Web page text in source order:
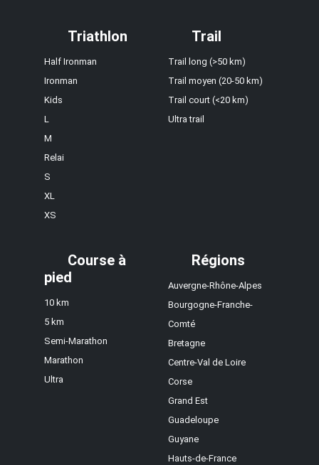
Triathlon
Half Ironman
Ironman
Kids
L
M
Relai
S
XL
XS
Trail
Trail long (>50 km)
Trail moyen (20-50 km)
Trail court (<20 km)
Ultra trail
Course à
pied
10 km
5 km
Semi-Marathon
Marathon
Ultra
Régions
Auvergne-Rhône-Alpes
Bourgogne-Franche-
Comté
Bretagne
Centre-Val de Loire
Corse
Grand Est
Guadeloupe
Guyane
Hauts-de-France